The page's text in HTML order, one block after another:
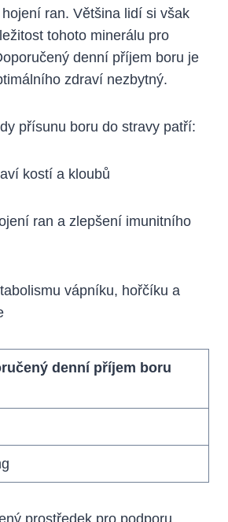
ran. Většina lidí si však
tohoto minerálu pro
denní příjem boru je
zdraví nezbytný.
přísunu boru do stravy patří:
kostí a kloubů
ran a zlepšení imunitního
vápníku, hořčíku a
denní příjem boru